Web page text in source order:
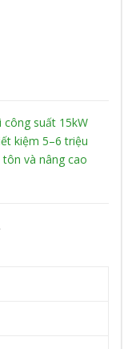
suất 15kW
kiệm 5–6 triệu
và nâng cao